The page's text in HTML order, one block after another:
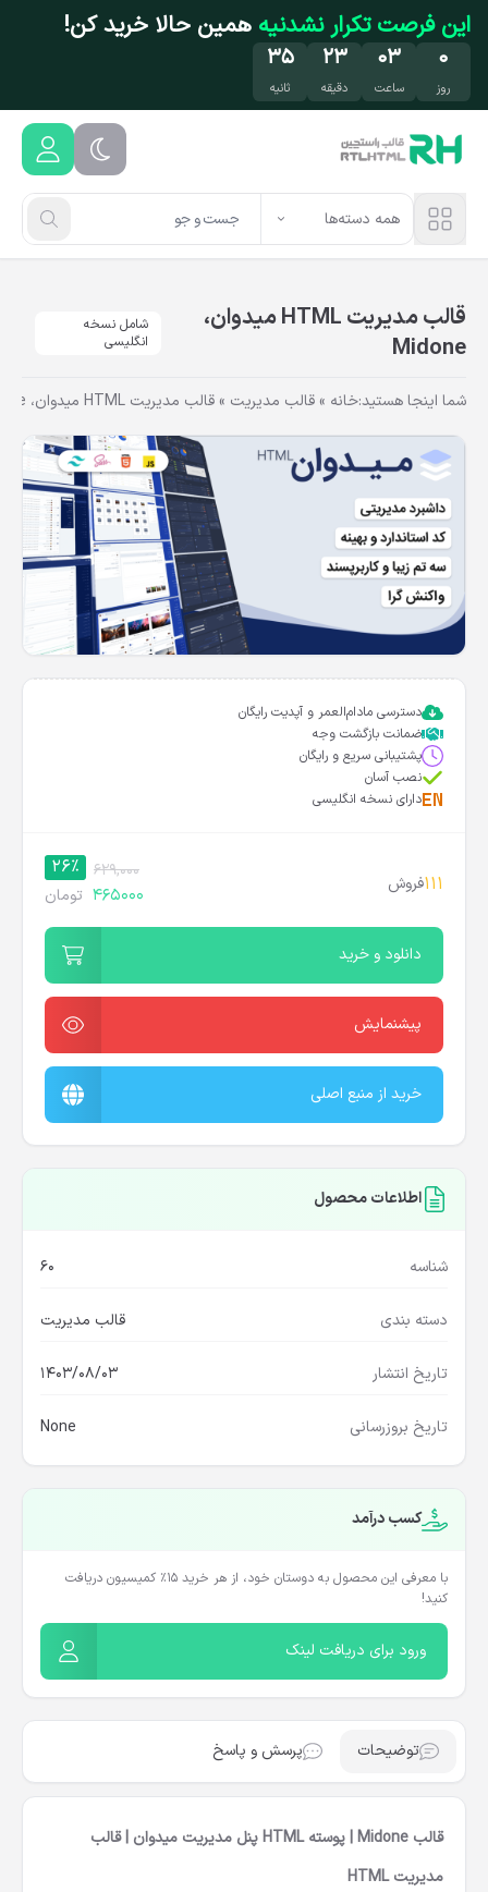
رفتن به محتوای اصلی
این فرصت تکرار نشدنیه همین حالا خرید کن!
۰
روز
۰۳
ساعت
۲۳
دقیقه
۳۴
ثانیه
همه دسته‌ها
قالب مدیریت HTML میدوان،
Midone
شامل نسخه
انگلیسی
شما اینجا هستید:خانه »قالب مدیریت »قالب مدیریت HTML میدوان، Midone
دسترسی مادام‌العمر و آپدیت رایگان
ضمانت بازگشت وجه
پشتیبانی سریع و رایگان
نصب آسان
دارای نسخه انگلیسی
111فروش
629,000
26%
465000 تومان
دانلود و خرید
پیشنمایش
خرید از منبع اصلی
اطلاعات محصول
شناسه 60
دسته بندی قالب مدیریت
تاریخ انتشار 1403/08/03
تاریخ بروزرسانی None
کسب درآمد
با معرفی این محصول به دوستان خود، از هر خرید ۱۵٪ کمیسیون دریافت
کنید!
ورود برای دریافت لینک
توضیحات پرسش و پاسخ
قالب Midone | پوسته HTML پنل مدیریت میدوان | قالب
مدیریت HTML